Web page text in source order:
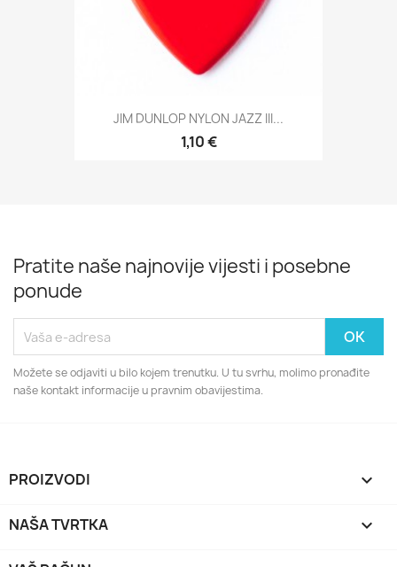
JIM DUNLOP NYLON JAZZ III...
1,10 €
Pratite naše najnovije vijesti i posebne
ponude
Možete se odjaviti u bilo kojem trenutku. U tu svrhu, molimo pronađite
naše kontakt informacije u pravnim obavijestima.
PROIZVODI 
NAŠA TVRTKA 